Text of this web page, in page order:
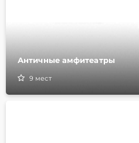
Античные амфитеатры
9 мест